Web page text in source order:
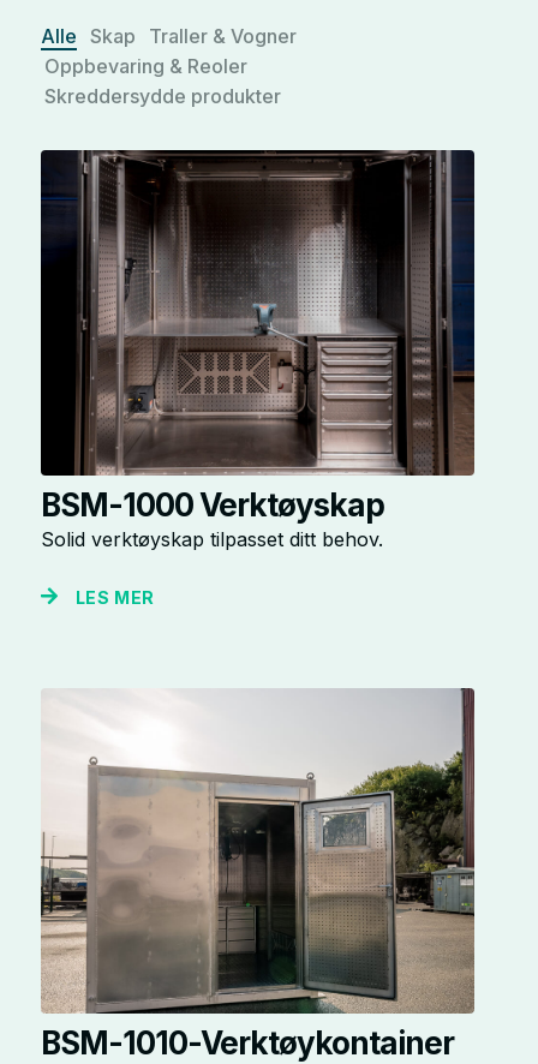
Alle Skap
Traller & Vogner
Oppbevaring & Reoler
Skreddersydde produkter
BSM-1000 Verktøyskap
Solid verktøyskap tilpasset ditt behov.
LES MER
BSM-1010-Verktøykontainer